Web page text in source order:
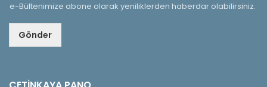
e-Bültenimize abone olarak yeniliklerden haberdar olabilirsiniz.
Gönder